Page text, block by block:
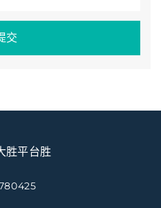
交
胜平台胜